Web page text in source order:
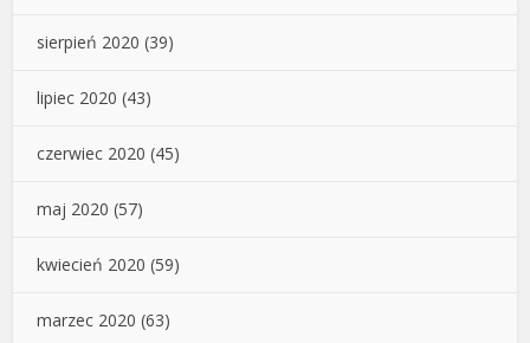
sierpień 2020 (39)
lipiec 2020 (43)
czerwiec 2020 (45)
maj 2020 (57)
kwiecień 2020 (59)
marzec 2020 (63)